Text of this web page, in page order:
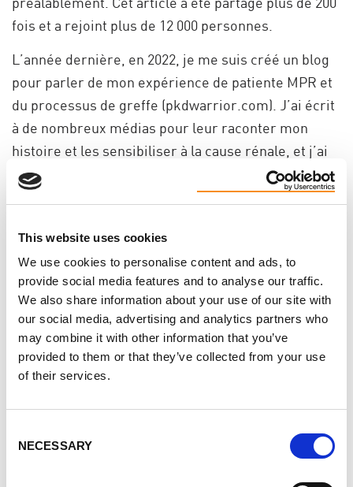
This website uses cookies
We use cookies to personalise content and ads, to
provide social media features and to analyse our traffic.
We also share information about your use of our site with
our social media, advertising and analytics partners who
may combine it with other information that you’ve
provided to them or that they’ve collected from your use
of their services.
Selection
NECESSARY
fois et a rejoint plus de 12 000 personnes.
L’année dernière, en 2022, je me suis créé un blog
pour parler de mon expérience de patiente MPR et
du processus de greffe (pkdwarrior.com). J’ai écrit
à de nombreux médias pour leur raconter mon
histoire et les sensibiliser à la cause rénale, et j’ai
fait plus d’une vingtaine d’entrevues en français et
en anglais sur le sujet. À chaque fois, je nommais
sensibilisant les gens à la cause du don d’organes et
à la MPR, ce qui donnait du sens à ce que je vivais.
J’étais épuisée et passais beaucoup de temps
couchée, mais je savais que je devais être l’artisane
de mon futur si je ne voulais pas attendre plus de 5
ans avant d’obtenir une greffe.